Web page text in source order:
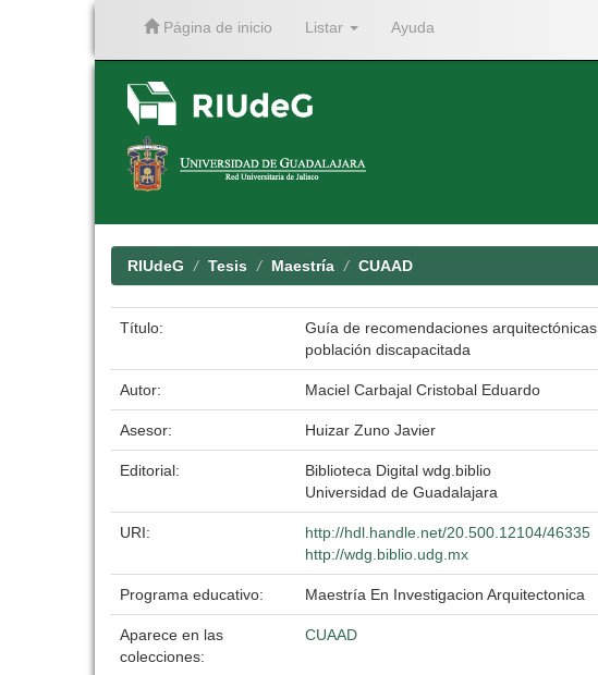
Página de inicio Listar Ayuda
RIUdeG Tesis Maestría CUAAD
Título:
Guía de recomendaciones
población discapacitada
Autor: Maciel Carbajal Cristobal Eduardo
Asesor: Huizar Zuno Javier
Editorial:
Biblioteca Digital wdg.biblio
Universidad de Guadalajara
URI:
http://hdl.handle.net/20.500.12104/46335
http://wdg.biblio.udg.mx
Programa educativo: Maestría En Investigacion Arquitectonica
Aparece en las
colecciones:
CUAAD